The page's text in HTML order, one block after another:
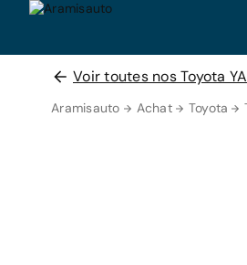
Voir toutes nos Toyota
Aramisauto Achat Toyota